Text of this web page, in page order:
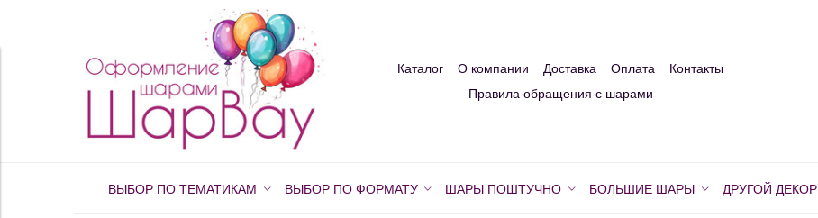
Каталог О компании Доставка Оплата
Контакты
Правила обращения с шарами
ВЫБОР ПО ТЕМАТИКАМ ВЫБОР ПО ФОРМАТУ ШАРЫ ПОШТУЧНО БОЛЬШИЕ ШАРЫ ДРУГОЙ ДЕКОР